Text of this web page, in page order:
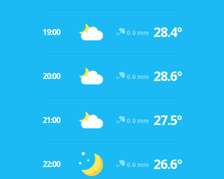
19:00 0.0 mm 28.4º
20:00 0.0 mm 28.6º
21:00 0.0 mm 27.5º
22:00 0.0 mm 26.6º